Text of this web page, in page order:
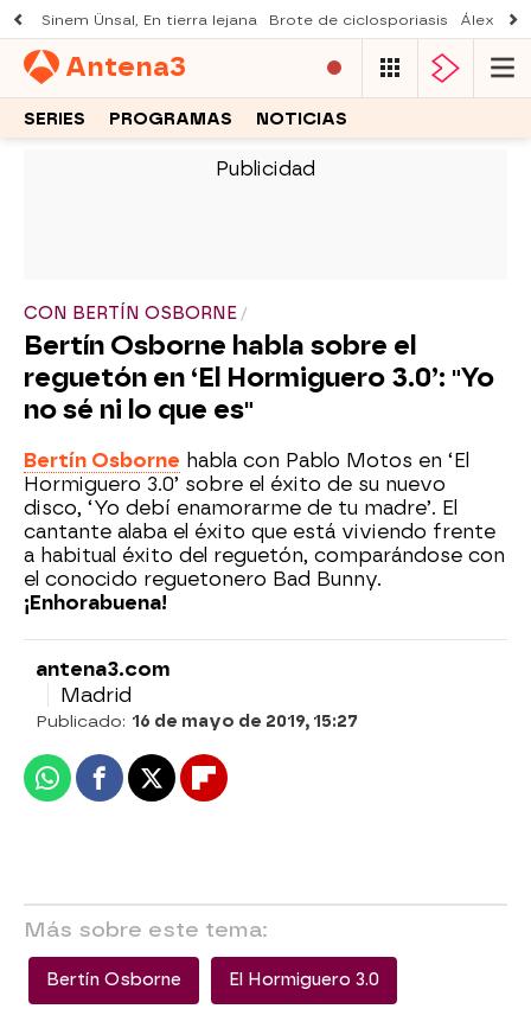
Sinem Ünsal, En tierra lejana Brote de ciclosporiasis Álex
Antena3
SERIES PROGRAMAS NOTICIAS
CON BERTÍN OSBORNE
Bertín Osborne habla sobre el
reguetón en ‘El Hormiguero 3.0’: "Yo
no sé ni lo que es"
Bertín Osborne habla con Pablo Motos en ‘El
Hormiguero 3.0’ sobre el éxito de su nuevo
disco, ‘Yo debí enamorarme de tu madre’. El
cantante alaba el éxito que está viviendo frente
a habitual éxito del reguetón, comparándose con
el conocido reguetonero Bad Bunny.
¡Enhorabuena!
antena3.com
Madrid
Publicado: 16 de mayo de 2019, 15:27
WhatsappFacebook
X Flipboard
Más sobre este tema:
Bertín Osborne El Hormiguero 3.0